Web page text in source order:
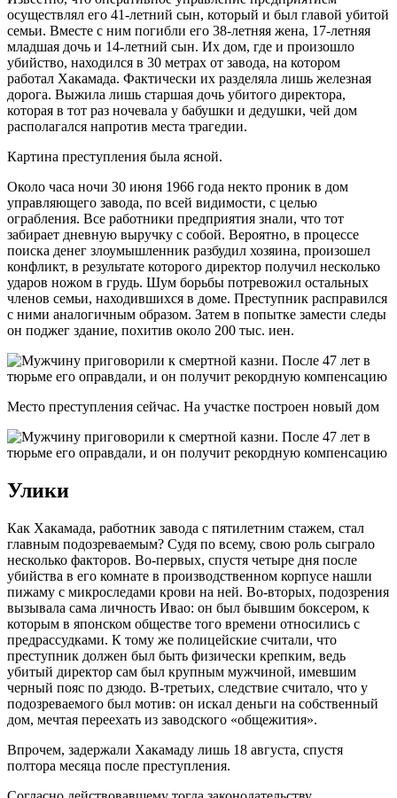
осуществлял его 41-летний сын, который и был главой убитой
семьи. Вместе с ним погибли его 38-летняя жена, 17-летняя
младшая дочь и 14-летний сын. Их дом, где и произошло
убийство, находился в 30 метрах от завода, на котором
работал Хакамада. Фактически их разделяла лишь железная
дорога. Выжила лишь старшая дочь убитого директора,
которая в тот раз ночевала у бабушки и дедушки, чей дом
располагался напротив места трагедии.
Картина преступления была ясной.
Около часа ночи 30 июня 1966 года некто проник в дом
управляющего завода, по всей видимости, с целью
ограбления. Все работники предприятия знали, что тот
забирает дневную выручку с собой. Вероятно, в процессе
поиска денег злоумышленник разбудил хозяина, произошел
конфликт, в результате которого директор получил несколько
ударов ножом в грудь. Шум борьбы потревожил остальных
членов семьи, находившихся в доме. Преступник расправился
с ними аналогичным образом. Затем в попытке замести следы
он поджег здание, похитив около 200 тыс. иен.
Место преступления сейчас. На участке построен новый дом
Улики
Как Хакамада, работник завода с пятилетним стажем, стал
главным подозреваемым? Судя по всему, свою роль сыграло
несколько факторов. Во-первых, спустя четыре дня после
убийства в его комнате в производственном корпусе нашли
пижаму с микроследами крови на ней. Во-вторых, подозрения
вызывала сама личность Ивао: он был бывшим боксером, к
которым в японском обществе того времени относились с
предрассудками. К тому же полицейские считали, что
преступник должен был быть физически крепким, ведь
убитый директор сам был крупным мужчиной, имевшим
черный пояс по дзюдо. В-третьих, следствие считало, что у
подозреваемого был мотив: он искал деньги на собственный
дом, мечтая переехать из заводского «общежития».
Впрочем, задержали Хакамаду лишь 18 августа, спустя
полтора месяца после преступления.